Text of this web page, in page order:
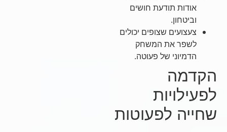
אודות תודעת חושים
וביטחון.
צעצועים שצופים יכולים
לשפר את המשחק
הדמיוני של פעוטה.
הקדמה
לפעילויות
שחייה לפעוטות